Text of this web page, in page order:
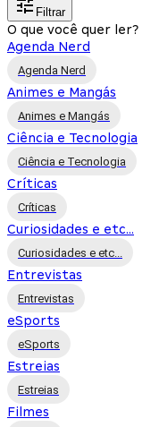
Filtrar
O que você quer ler?
Agenda Nerd
Agenda Nerd
Animes e Mangás
Animes e Mangás
Ciência e Tecnologia
Ciência e Tecnologia
Críticas
Críticas
Curiosidades e etc...
Curiosidades e etc...
Entrevistas
Entrevistas
eSports
eSports
Estreias
Estreias
Filmes